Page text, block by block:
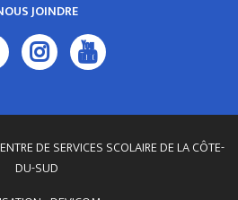
JOINDRE
DE SERVICES SCOLAIRE DE LA CÔTE-
DU-SUD